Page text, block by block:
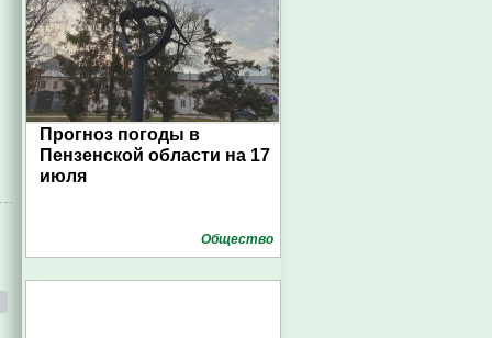
Прогноз погоды в
Пензенской области на 17
июля
Общество